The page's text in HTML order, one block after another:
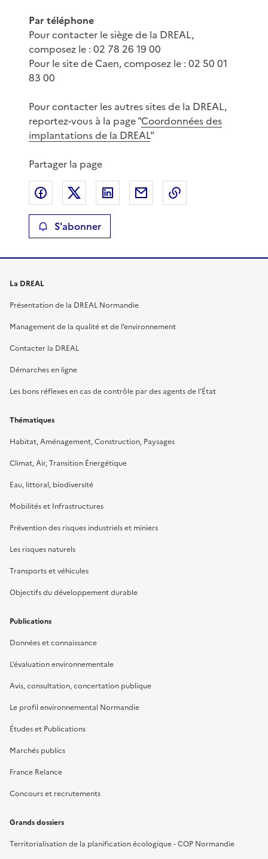
Par téléphone
Pour contacter le siège de la DREAL,
composez le : 02 78 26 19 00
Pour le site de Caen, composez le : 02 50 01
83 00
Pour contacter les autres sites de la DREAL,
reportez-vous à la page "Coordonnées des
implantations de la DREAL"
Partager la page
Partager sur Facebook
Partager sur XPartager sur LinkedIn
Partager par email
S'abonner
La DREAL
Présentation de la DREAL Normandie
Management de la qualité et de l’environnement
Contacter la DREAL
Démarches en ligne
Les bons réflexes en cas de contrôle par des agents de l’État
Thématiques
Habitat, Aménagement, Construction, Paysages
Climat, Air, Transition Énergétique
Eau, littoral, biodiversité
Mobilités et Infrastructures
Prévention des risques industriels et miniers
Les risques naturels
Transports et véhicules
Objectifs du développement durable
Publications
Données et connaissance
L’évaluation environnementale
Avis, consultation, concertation publique
Le profil environnemental Normandie
Études et Publications
Marchés publics
France Relance
Concours et recrutements
Grands dossiers
Territorialisation de la planification écologique - COP Normandie